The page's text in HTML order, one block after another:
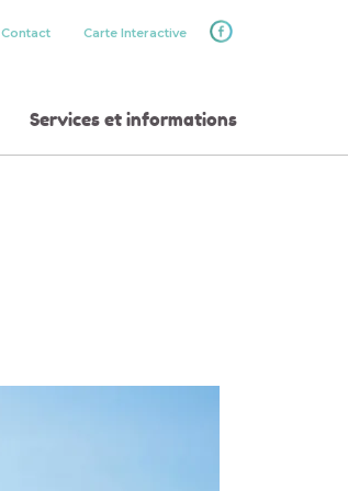
Contact Carte Interactive
Services et informations